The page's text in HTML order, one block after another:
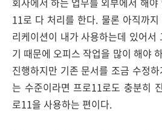
11로 다 처리를 한다. 물론 아직까
리케이션이 내가 사용하는데 있어서
기 때문에 오피스 작업을 많이 해야
진행하지만 기존 문서를 조금 수정
는 수준이라면 프로11로도 충분히
로11을 사용하는 편이다.